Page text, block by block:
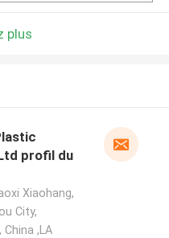
plus
profil du
Xiaohang,
City,
,LA